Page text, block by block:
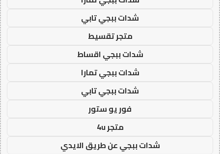
شدات ببجي تابي
متجر تقسيط
شدات ببجي اقساط
شدات ببجي تمارا
شدات ببجي تابي
فور يو ستور
متجر 4u
شدات ببجي عن طريق الايدي